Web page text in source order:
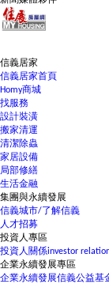
信義居家
信義居家首頁
Homy商城
找服務
設計裝潢
搬家清運
清潔除蟲
家居設備
局部修繕
生活金融
集團與永續發展
信義城市/了解信義
人才招募
投資人專區
投資人關係investor
企業永續發展專區
企業永續發展信義公益基